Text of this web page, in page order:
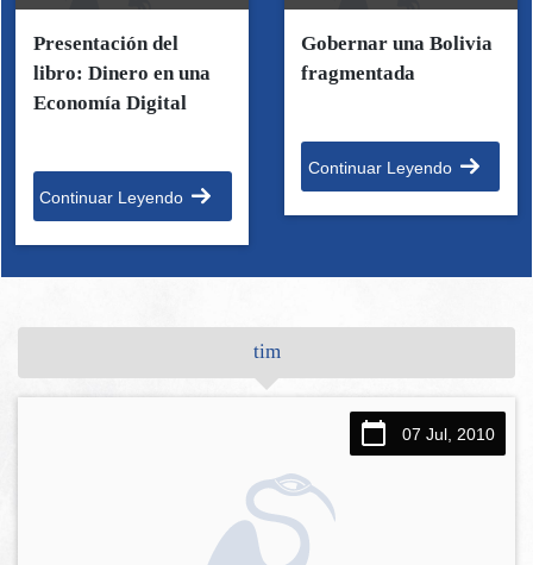
Presentación del
libro: Dinero en una
Economía Digital
Continuar Leyendo
Gobernar una Bolivia
fragmentada
Continuar Leyendo
tim
07 Jul, 2010